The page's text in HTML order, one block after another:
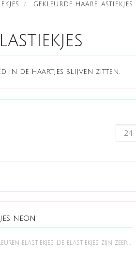
GEKLEURDE HAARELASTIEKJES
in de haartjes blijven zitten.
neon
elastiekjes. De elastiekjes zijn zeer ...